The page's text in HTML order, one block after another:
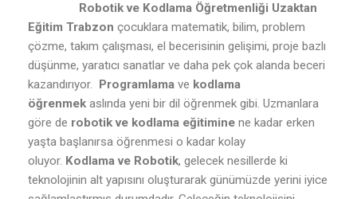
Robotik ve Kodlama Öğretmenliği Uzaktan
Eğitim Trabzon çocuklara matematik, bilim, problem
çözme, takım çalışması, el becerisinin gelişimi, proje bazlı
düşünme, yaratıcı sanatlar ve daha pek çok alanda beceri
kazandırıyor.
Programlama ve kodlama
öğrenmek aslında yeni bir dil öğrenmek gibi. Uzmanlara
göre de robotik ve kodlama eğitimine ne kadar erken
yaşta başlanırsa öğrenmesi o kadar kolay
oluyor. Kodlama ve Robotik, gelecek nesillerde ki
teknolojinin alt yapısını oluşturarak günümüzde yerini iyice